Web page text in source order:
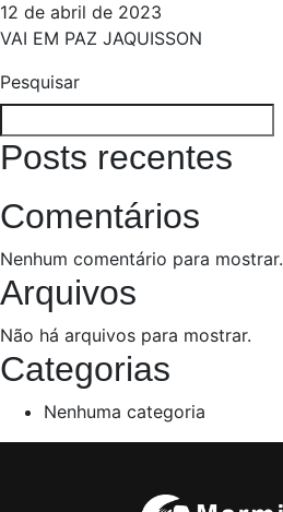
12 de abril de 2023
VAI EM PAZ JAQUISSON
Pesquisar
Posts recentes
Comentários
Nenhum comentário para mostrar.
Arquivos
Não há arquivos para mostrar.
Categorias
Nenhuma categoria